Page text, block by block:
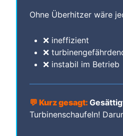
Ohne Überhitzer wäre
❌ ineffizient
❌
❌ instabil im Betrieb
💬 Kurz gesagt:
Turbinenschaufeln!